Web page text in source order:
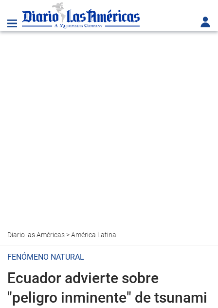
Diario las Américas>América Latina
FENÓMENO NATURAL
Ecuador advierte sobre
"peligro inminente" de tsunami